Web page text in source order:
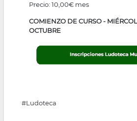
Precio: 10,00€ mes
COMIENZO DE CURSO -
OCTUBRE
#Ludoteca